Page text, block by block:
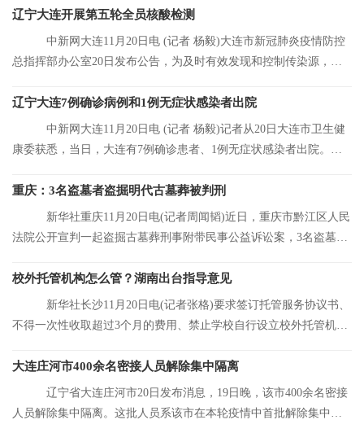
辽宁大连开展第五轮全员核酸检测
中新网大连11月20日电 (记者 杨毅)大连市新冠肺炎疫情防控
总指挥部办公室20日发布公告，为及时有效发现和控制传染源，结
辽宁大连7例确诊病例和1例无症状感染者出院
中新网大连11月20日电 (记者 杨毅)记者从20日大连市卫生健
康委获悉，当日，大连有7例确诊患者、1例无症状感染者出院。目
重庆：3名盗墓者盗掘明代古墓葬被判刑
新华社重庆11月20日电(记者周闻韬)近日，重庆市黔江区人民
法院公开宣判一起盗掘古墓葬刑事附带民事公益诉讼案，3名盗墓者
校外托管机构怎么管？湖南出台指导意见
新华社长沙11月20日电(记者张格)要求签订托管服务协议书、
不得一次性收取超过3个月的费用、禁止学校自行设立校外托管机
大连庄河市400余名密接人员解除集中隔离
辽宁省大连庄河市20日发布消息，19日晚，该市400余名密接
人员解除集中隔离。这批人员系该市在本轮疫情中首批解除集中隔